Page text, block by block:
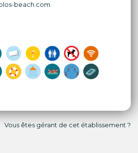
beach.com
Vous êtes gérant de cet établissement ?